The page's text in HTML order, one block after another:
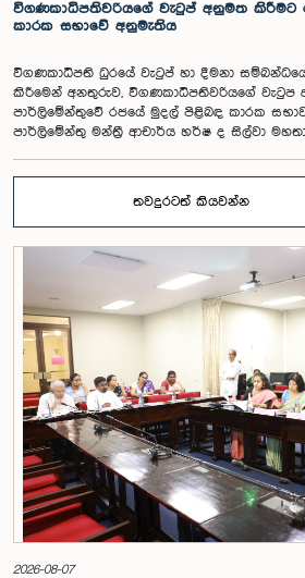
විගණකාධිපතිවරියගේ වැටුප් අනුමත කිරීමට
කාරක සභාවේ අනුමැතිය
විගණකාධිපති ධුරයේ වැටුප් හා දීමනා
කිරීමෙන් අනතුරුව, විගණකාධිපතිවරියගේ වැටුප
පාර්ලිමේන්තුවේ රජයේ මුදල් පිළිබඳ කාරක
පාර්ලිමේන්තු මන්ත්‍රී ආචාර්ය හර්ෂ ද සිල්වා
බස්නායක, එම්.කේ.එම්. අස්ලම්, තිලිණ
යන මහත්ම මහත්මීන්ගේ සහභාගීත්වයෙන් මෙම
පාර්ලිමේන්තුවේදී පසුගියදා (04) රැස්වූ
සමාජවාදී ජනරජයේ ආණ්ඩුක්‍රම ව්‍යවස්ථාවේ
විගණකාධිපති ධුරයේ වැටුප් සම්බන්ධයෙන් අදාළ
අවධානයට යොමු කර තිබිණි.එහිදී
අධීක්ෂණය හා විගණන ක්ෂේත්‍රයේ
ගනිමින් වැටුප් මට්ටම පිළිබඳව කාරක සභා
විසින් අදහස් හා යෝජනා ඉදිරිපත් කරන ලදී.
ව්‍යවස්ථාව ප්‍රකාරව විගණකාධිපති රාජ්‍ය
රාජ්‍ය වැටුප් පරිමාණයෙන් බැහැරව
විශේෂ සැලකිල්ලක් යොමු කළ හැකි බවත් මෙහිදි
කාරක සභාව පවසා සිටියේය. යොජිත වැටුප,
විගණකාධිපතිවරුන්ගේ වැටුප් ද සලකා බලමින්
නිලධාරීන් විසින් පවසන ලදී. මිට පෙර, එය ජාතික
කොමිෂන් සභාවෙන් තිරණය කළ ද
බවත් නිලධාරීහු සදහන්
මට්ටම අනුමත කළ ද, එම තනතුරට පැවරී ඇති
සැලකිල්ලට ගනිමින් වැටුප තවදුරටත් ඉහළ
සභා සභාපතිවරයා ඇතුළු මන්ත්‍රීවරුන්ගේ අදහස
තවදුරටත් කියවන්න
2026-08-07